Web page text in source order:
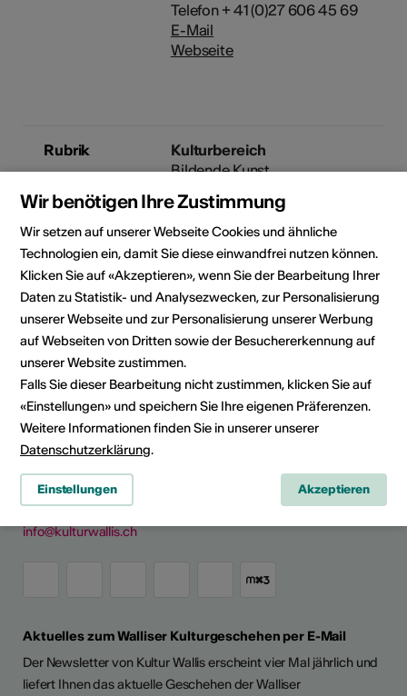
Telefon + 41 (0)27 606 45 69
E-Mail
Webseite
Rubrik
Kulturbereich
Bildende Kunst
Kategorie
Wettbewerbe /
Ausschreibungen
News teilen
CH - 1950 Sitten
+41 (0)27 606 45 69
info@kulturwallis.ch
Aktuelles zum Walliser Kulturgeschehen per E-Mail
Der Newsletter von Kultur Wallis erscheint vier Mal jährlich und
liefert Ihnen das aktuelle Geschehen der Walliser
Wir benötigen Ihre Zustimmung
Wir setzen auf unserer Webseite Cookies und ähnliche
Technologien ein, damit Sie diese einwandfrei nutzen können.
Klicken Sie auf «Akzeptieren», wenn Sie der Bearbeitung Ihrer
Daten zu Statistik- und Analysezwecken, zur Personalisierung
unserer Webseite und zur Personalisierung unserer Werbung
auf Webseiten von Dritten sowie der Besuchererkennung auf
unserer Website zustimmen.
Falls Sie dieser Bearbeitung nicht zustimmen, klicken Sie auf
«Einstellungen» und speichern Sie Ihre eigenen Präferenzen.
Weitere Informationen finden Sie in unserer unserer
Datenschutzerklärung.
Einstellungen Akzeptieren